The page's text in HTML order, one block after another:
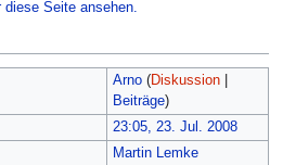
diese Seite ansehen.
Arno (Diskussion|
Beiträge)
23:05, 23. Jul. 2008
Martin Lemke